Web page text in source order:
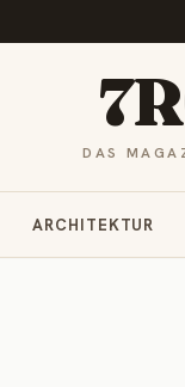
DAS
ARCHITEKTUR